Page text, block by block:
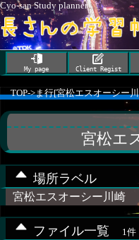
Cyo-san Study planner
My page Client Regist
TOP->ま行[宮松エスオーシー
宮松エ
場所ラベル
宮松エスオーシー川崎
ファイル一覧 1件